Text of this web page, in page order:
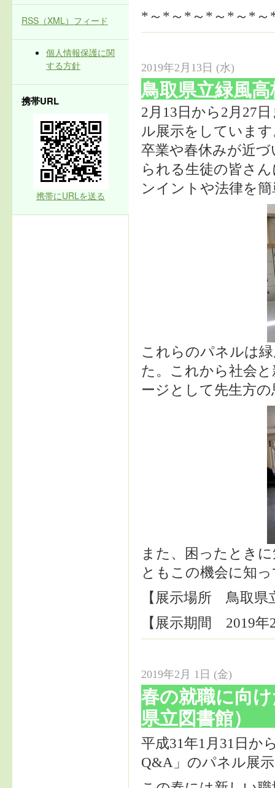
RSS（XML）フィード
個人情報保護に関
する方針
携帯URL
携帯にURLを送る
*～*～*～*～*～*
2019年2月13日 (水)
鳥取県立緑風
2 月 13 日から 2 月 27
ル展示をしています
卒業や春休みが近
られる生徒の皆さ
ンイントや法律を
これらのパネルは
た。これから社会
ージとして先生方
また、困ったとき
ともこの機会に知
【展示場所 鳥取県
【展示期間 2019年
2019年2月 1日 (金)
春の就職に向
県立図書館）
平成31年1月31日か
Q&A」のパネル展